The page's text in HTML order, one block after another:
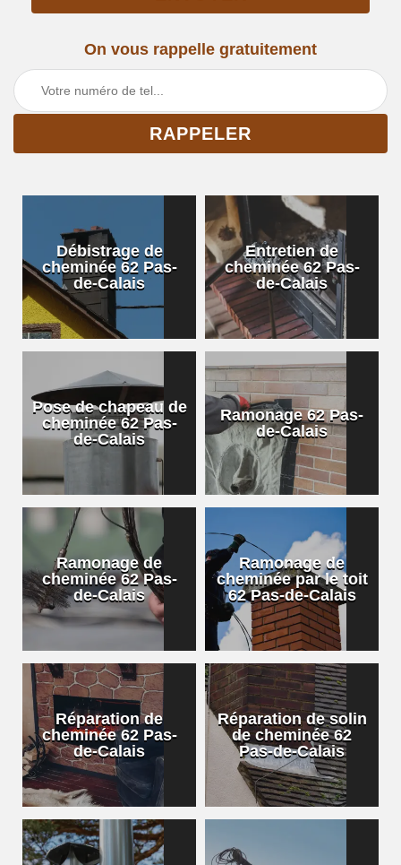
On vous rappelle gratuitement
Débistrage de
cheminée 62 Pas-
de-Calais
Entretien de
cheminée 62 Pas-
de-Calais
Pose de chapeau de
cheminée 62 Pas-
de-Calais
Ramonage 62 Pas-
de-Calais
Ramonage de
cheminée 62 Pas-
de-Calais
Ramonage de
cheminée par le toit
62 Pas-de-Calais
Réparation de
cheminée 62 Pas-
de-Calais
Réparation de solin
de cheminée 62
Pas-de-Calais